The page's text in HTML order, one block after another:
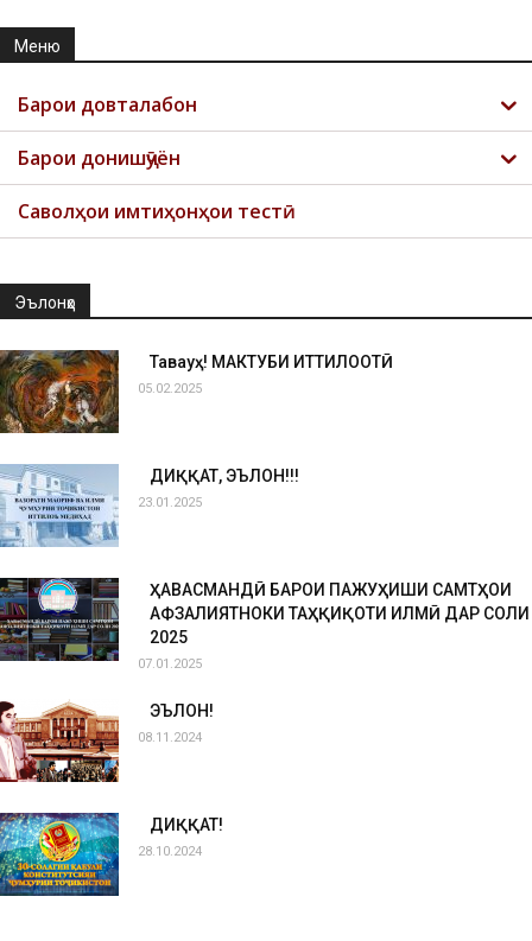
Меню
Барои довталабон
Барои донишҷӯён
Саволҳои имтиҳонҳои тестӣ
Эълонҳо
Таваҷҷуҳ! МАКТУБИ ИТТИЛООТӢ
05.02.2025
ДИҚҚАТ, ЭЪЛОН!!!
23.01.2025
ҲАВАСМАНДӢ БАРОИ ПАЖУҲИШИ САМТҲОИ
АФЗАЛИЯТНОКИ ТАҲҚИҚОТИ ИЛМӢ ДАР СОЛИ
2025
07.01.2025
ЭЪЛОН!
08.11.2024
ДИҚҚАТ!
28.10.2024